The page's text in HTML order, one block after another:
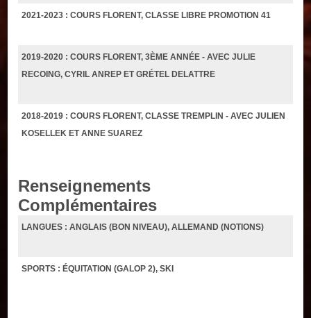
2021-2023 : COURS FLORENT, CLASSE LIBRE PROMOTION 41
2019-2020 : COURS FLORENT, 3ÈME ANNÉE - AVEC JULIE
RECOING, CYRIL ANREP ET GRÉTEL DELATTRE
2018-2019 : COURS FLORENT, CLASSE TREMPLIN - AVEC JULIEN
KOSELLEK ET ANNE SUAREZ
Renseignements
Complémentaires
LANGUES : ANGLAIS (BON NIVEAU), ALLEMAND (NOTIONS)
SPORTS : ÉQUITATION (GALOP 2), SKI